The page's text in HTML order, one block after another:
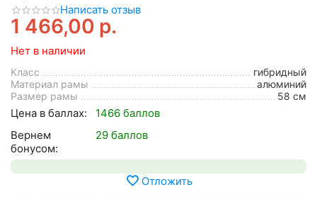
Написать отзыв
1 466,00 р.
Нет в наличии
Класс
гибридный
Материал рамы
алюминий
Размер рамы
58 см
Цена в баллах:
1466 баллов
Вернем
бонусом:
29 баллов
Отложить